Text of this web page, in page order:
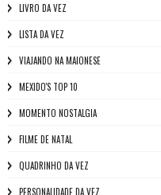
LIVRO DA VEZ
LISTA DA VEZ
VIAJANDO NA MAIONESE
MEXIDO'S TOP 10
MOMENTO NOSTALGIA
FILME DE NATAL
QUADRINHO DA VEZ
PERSONALIDADE DA VEZ